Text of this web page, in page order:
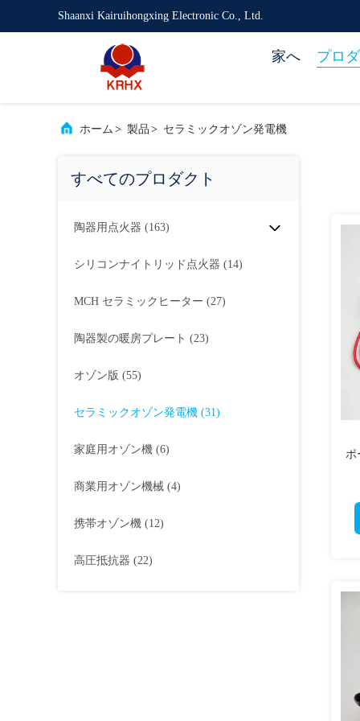
Shaanxi Kairuihongxing Electronic Co., Ltd.
家へ プロ
ホーム > 製品 > セラミックオゾン発電機
すべてのプロダクト
陶器用点火器 (163)
シリコンナイトリッド点火器 (14)
MCH セラミックヒーター (27)
陶器製の暖房プレート (23)
オゾン版 (55)
セラミックオゾン発電機 (31)
家庭用オゾン機 (6)
商業用オゾン機械 (4)
携帯オゾン機 (12)
高圧抵抗器 (22)
ポ